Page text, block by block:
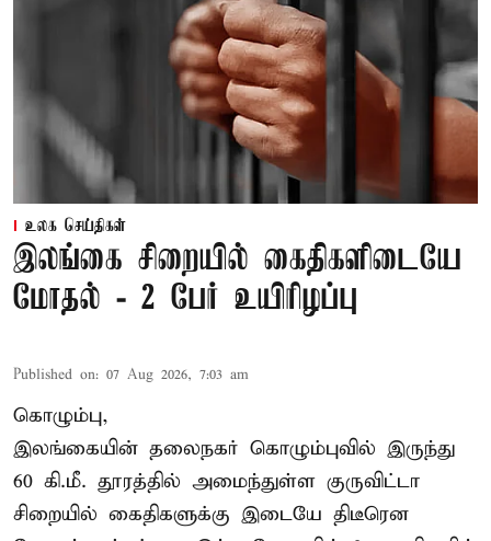
உலக செய்திகள்
இலங்கை சிறையில் கைதிகளிடையே
மோதல் - 2 பேர் உயிரிழப்பு
Published on: 07 Aug 2026, 7:03 am
கொழும்பு,
இலங்கையின் தலைநகர் கொழும்புவில் இருந்து
60 கி.மீ. தூரத்தில் அமைந்துள்ள குருவிட்டா
சிறையில் கைதிகளுக்கு இடையே திடீரென